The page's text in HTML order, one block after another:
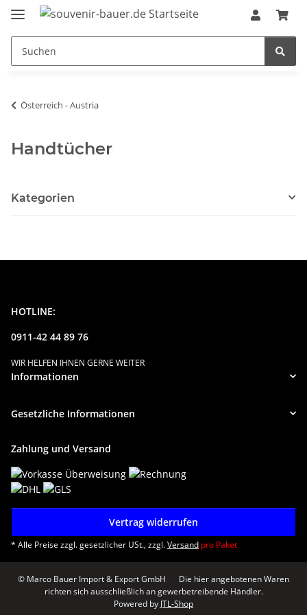
Österreich - Austria
Handtücher
Kategorien
HOTLINE:
0911-42 44 89 76
WIR HELFEN IHNEN GERNE WEITER
Informationen
Gesetzliche Informationen
Zahlung und Versand
Vertrag widerrufen
* Alle Preise zzgl. gesetzlicher USt., zzgl.Versand pro Paket
© Marco Bauer Import & Export GmbH
Die hier angebotenen Waren
richten sich ausschließlich an gewerbetreibende Händler.
Powered by JTL-Shop